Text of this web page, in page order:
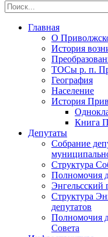
Главная
О
История
ТОСы р. п.
География
Население
История
Книга
Депутаты
Собрание
Структура
Полномочия
Энгельсский
Структура
депутатов
Полномочия
Совета